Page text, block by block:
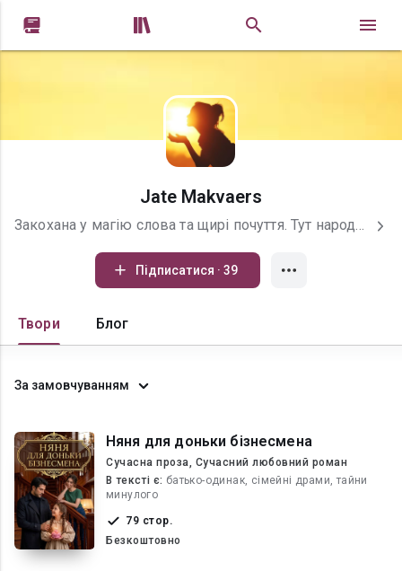
 
Jate Makvaers
Закохана у магію слова та щирі почуття. Тут народжуються романи, які змушують серце битися швидше, плакати від зворушення та посміхатися від щастя.Підписуйтесь на сторінку, щоб не пропустити жодного оновлення та гарячої новинки! ❤️
Підписатися · 39
Твори Блог
За замовчуванням
Няня для доньки бізнесмена
Сучасна проза, Сучасний любовний роман
В текcті є: батько-одинак, сімейні драми, тайни
минулого
79 стор.
Безкоштовно